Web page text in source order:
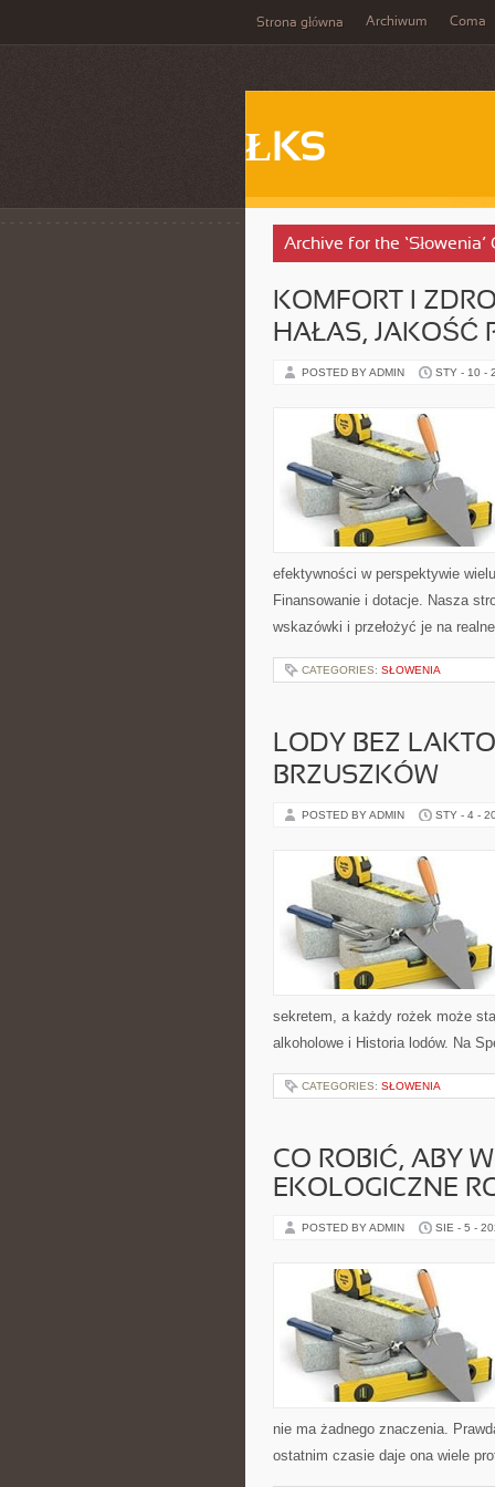
Strona główna Archiwum Coma
ŁKS
Archive for the ‘Słowenia’
KOMFORT I
HAŁAS, JAKOŚĆ
POSTED BY ADMIN STY - 10 -
efektywności w perspektywie
Finansowanie i dotacje. Nasza
wskazówki i przełożyć je na
CATEGORIES: SŁOWENIA
LODY BEZ
BRZUSZKÓW
POSTED BY ADMIN STY - 4 -
sekretem, a każdy rożek może
alkoholowe i Historia lodów. Na
CATEGORIES: SŁOWENIA
CO ROBIĆ, ABY
EKOLOGICZNE
POSTED BY ADMIN SIE - 5 -
nie ma żadnego znaczenia.
ostatnim czasie daje ona wiele